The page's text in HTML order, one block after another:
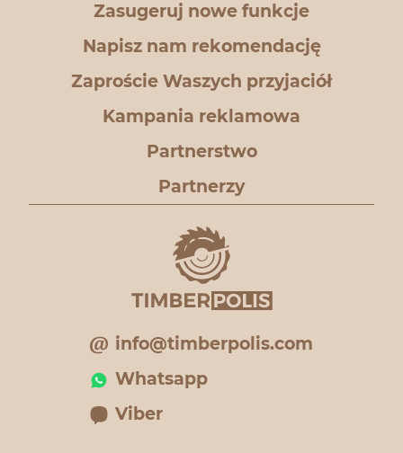
Zasugeruj nowe funkcje
Napisz nam rekomendację
Zaproście Waszych przyjaciół
Kampania reklamowa
Partnerstwo
Partnerzy
info@timberpolis.com
Whatsapp
Viber